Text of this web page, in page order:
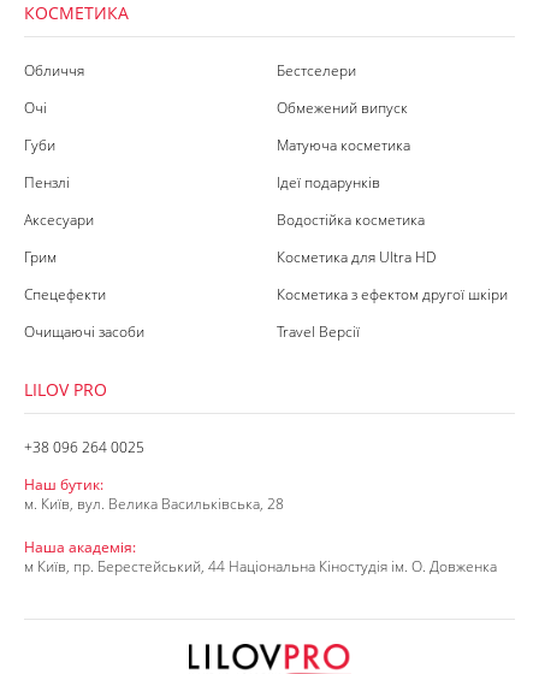
КОСМЕТИКА
Обличчя
Очі
Губи
Пензлі
Аксесуари
Грим
Спецефекти
Очищаючі засоби
Бестселери
Обмежений випуск
Матуюча косметика
Ідеї подарунків
Водостійка косметика
Косметика для Ultra HD
Косметика з ефектом другої шкіри
Travel Версії
LILOV PRO
+38 096 264 0025
Наш бутик:
м. Київ, вул. Велика Васильківська, 28
Наша академія:
м Київ, пр. Берестейський, 44 Національна Кіностудія ім. О. Довженка